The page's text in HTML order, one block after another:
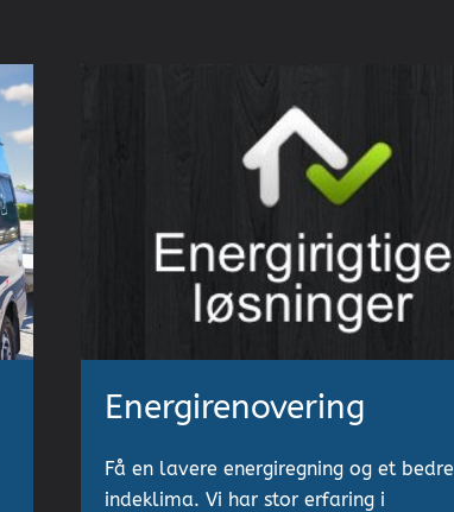
Energirenovering
Få en lavere energiregning og et bedre
indeklima. Vi har stor erfaring i